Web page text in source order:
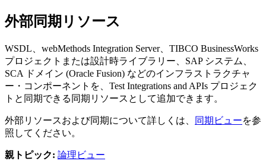
外部同期リソース
WSDL、webMethods Integration Server、TIBCO BusinessWorks
プロジェクトまたは設計時ライブラリー、SAP システム、
SCA ドメイン (Oracle Fusion) などのインフラストラクチャ
ー・コンポーネントを、 Test Integrations and APIs プロジェク
トと同期できる同期リソースとして追加できます。
外部リソースおよび同期について詳しくは、 同期ビューを参
照してください。
親トピック: 論理ビュー